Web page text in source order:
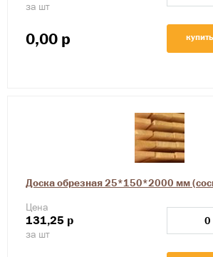
за шт
0,00 р купить
Доска обрезная 25*150*2000 мм
Цена
131,25 р
за шт